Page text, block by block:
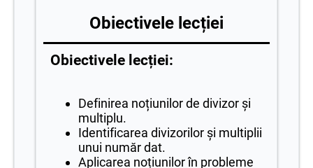
Obiectivele lecției
Obiectivele lecției:
Definirea noțiunilor de divizor și
multiplu.
Identificarea divizorilor și multiplii
unui număr dat.
Aplicarea noțiunilor în probleme